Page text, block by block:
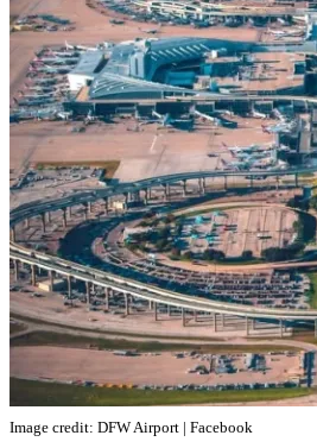
Image credit: DFW Airport | Facebook